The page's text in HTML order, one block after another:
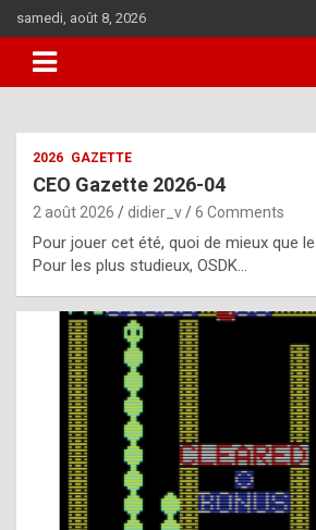
to
content
samedi, août 8, 2026
i
u
l
y
d
i
2026 GAZETTE
CEO Gazette 2026-04
2 août 2026 didier_v 6 Comments
Pour jouer cet été, quoi de mieux que
Pour les plus studieux, OSDK…